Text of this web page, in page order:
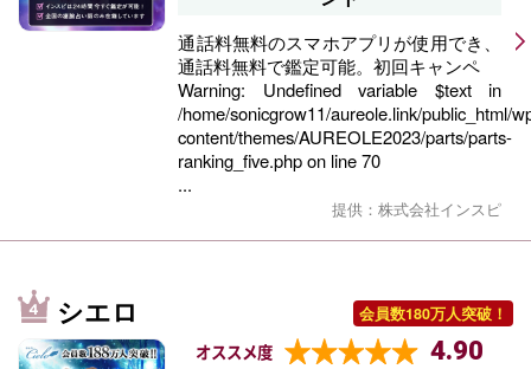
通話料無料のスマホアプリが使用でき、
通話料無料で鑑定可能。初回キャンペ
Warning: Undefined variable $text in
/home/sonicgrow11/aureole.link/public_html/
content/themes/AUREOLE2023/parts/parts-
ranking_five.phpon line70
...
提供：株式会社インスピ
シエロ 会員数180万人突破！
オススメ度 4.90